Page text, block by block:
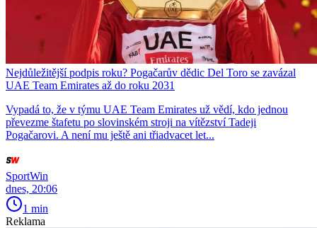
Nejdůležitější podpis roku? Pogačarův dědic Del Toro se zavázal
UAE Team Emirates až do roku 2031
Vypadá to, že v týmu UAE Team Emirates už vědí, kdo jednou
převezme štafetu po slovinském stroji na vítězství Tadeji
Pogačarovi. A není mu ještě ani třiadvacet let...
SportWin
dnes, 20:06
1 min
Reklama